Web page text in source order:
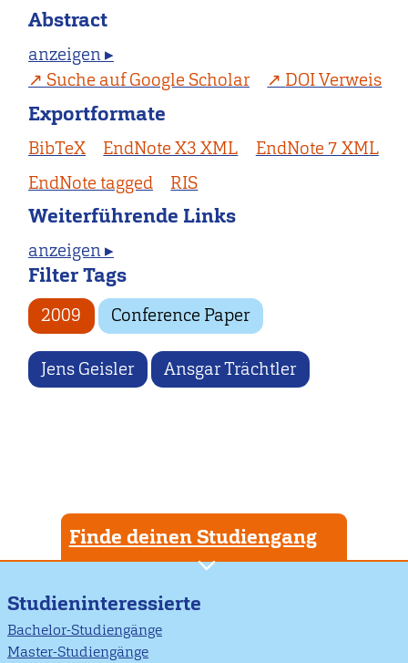
Abstract
anzeigen ▸
Suche auf Google Scholar
DOI Verweis
Exportformate
BibTeX EndNote X3 XML
EndNote 7 XML
EndNote tagged
RIS
Weiterführende Links
anzeigen ▸
Filter Tags
2009 Conference Paper
Jens Geisler Ansgar Trächtler
Finde deinen Studiengang
Studieninteressierte
Bachelor-Studiengänge
Master-Studiengänge